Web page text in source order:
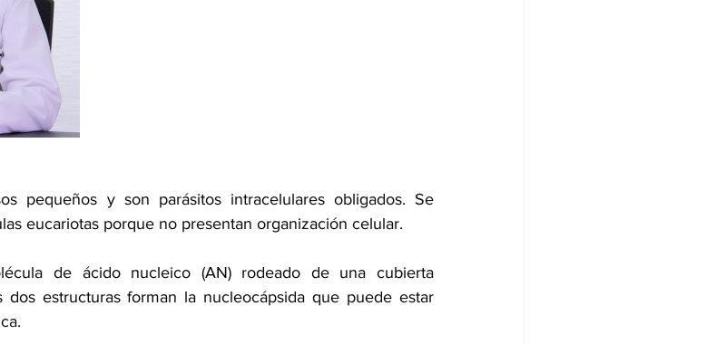
pequeños y son parásitos intracelulares obligados. Se
eucariotas porque no presentan organización celular.
de ácido nucleico (AN) rodeado de una cubierta
dos estructuras forman la nucleocápsida que puede estar